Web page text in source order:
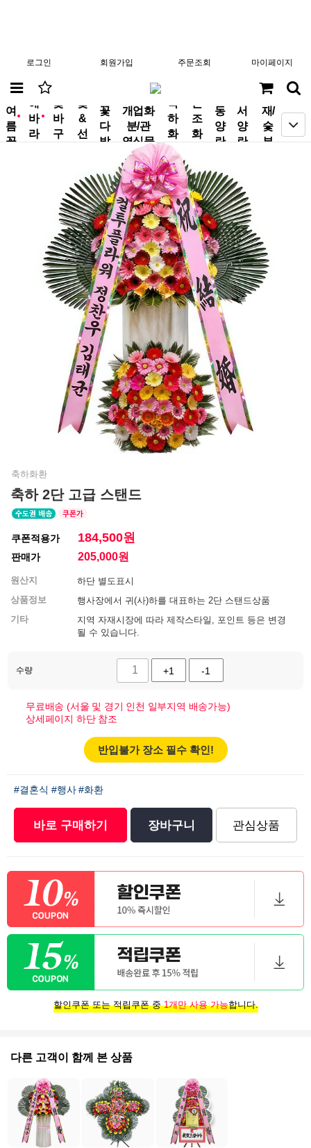
로그인 회원가입 주문조회 마이페이지
new
여
름
꽃
new
해
바
라
꽃
바
구
꽃
&
선
꽃
다
발
개업화
분/관
엽식물
축
하
화
환
근
조
화
동
양
란
서
양
란
분
재/
숯
부
축하화환
축하 2단 고급 스탠드
쿠폰적용가 184,500원
판매가 205,000원
원산지
하단 별도표시
상품정보
행사장에서 귀(사)하를 대표하는 2단 스탠드상품
기타
지역 자재시장에 따라 제작스타일, 포인트 등은 변경
될 수 있습니다.
수량 +1 -1
무료배송 (서울 및 경기 인천 일부지역 배송가능)
상세페이지 하단 참조
반입불가 장소 필수 확인!
#결혼식 #행사 #화환
바로 구매하기 장바구니 관심상품
할인쿠폰 또는 적립쿠폰 중1개만 사용 가능합니다.
다른 고객이 함께 본 상품